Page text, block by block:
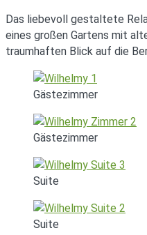
Das liebevoll gestaltete
eines großen Gartens mit
traumhaften Blick auf die
Gästezimmer
Gästezimmer
Suite
Suite